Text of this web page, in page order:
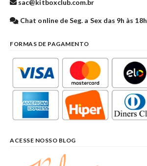
sac@kitboxclub.com.br
Chat online de Seg. a Sex das 9h às 18h
FORMAS DE PAGAMENTO
ACESSE NOSSO BLOG